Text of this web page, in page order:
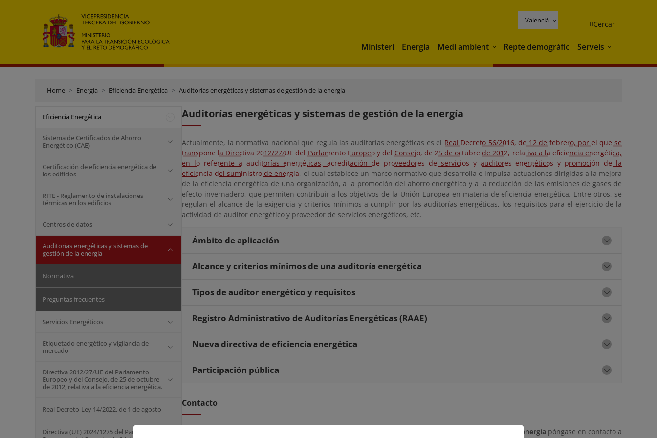
Valencià Cercar
Ministeri Energia Medi ambient Medi ambient
Repte demogràfic Serveis Serveis
Home Energía Eficiencia Energética Auditorías energéticas y sistemas de gestión de la energía
Eficiencia Energética
Sistema de Certificados de Ahorro
Energético (CAE)
Certificación de eficiencia energética de
los edificios
RITE - Reglamento de instalaciones
térmicas en los edificios
Centros de datos
Auditorías energéticas y sistemas de
gestión de la energía
Normativa
Preguntas frecuentes
Servicios Energéticos
Etiquetado energético y vigilancia de
mercado
Directiva 2012/27/UE del Parlamento
Europeo y del Consejo, de 25 de octubre
de 2012, relativa a la eficiencia energética.
Real Decreto-Ley 14/2022, de 1 de agosto
Directiva (UE) 2024/1275 del Parlamento
Auditorías energéticas y sistemas de gestión de la energía
Actualmente, la normativa nacional que regula las auditorías energéticas es el Real Decreto 56/2016, de 12 de febrero, por el que se
transpone la Directiva 2012/27/UE del Parlamento Europeo y del Consejo, de 25 de octubre de 2012, relativa a la eficiencia energética,
en lo referente a auditorías energéticas, acreditación de proveedores de servicios y auditores energéticos y promoción de la
eficiencia del suministro de energía, el cual establece un marco normativo que desarrolla e impulsa actuaciones dirigidas a la mejora
de la eficiencia energética de una organización, a la promoción del ahorro energético y a la reducción de las emisiones de gases de
efecto invernadero, que permiten contribuir a los objetivos de la Unión Europea en materia de eficiencia energética. Entre otros, se
regulan el alcance de la exigencia y criterios mínimos a cumplir por las auditorías energéticas, los requisitos para el ejercicio de la
actividad de auditor energético y proveedor de servicios energéticos, etc.
Ámbito de aplicación
Alcance y criterios mínimos de una auditoría energética
Tipos de auditor energético y requisitos
Registro Administrativo de Auditorías Energéticas (RAAE)
Nueva directiva de eficiencia energética
Participación pública
Contacto
consulta en lo referente a auditorías energéticas y sistemas de gestión de la energíapóngase en contacto a